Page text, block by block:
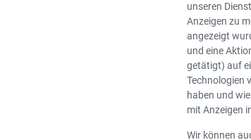
unseren
Anzeigen zu
angezeigt
und eine
getätigt) auf
Technologien
haben und
mit Anzeigen
Wir können